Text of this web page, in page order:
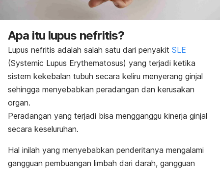
Apa itu lupus nefritis?
Lupus nefritis adalah salah satu dari penyakit SLE
(Systemic Lupus Erythematosus) yang terjadi ketika
sistem kekebalan tubuh secara keliru menyerang ginjal
sehingga menyebabkan peradangan dan kerusakan
organ.
Peradangan yang terjadi bisa mengganggu kinerja ginjal
secara keseluruhan.
Hal inilah yang menyebabkan penderitanya mengalami
gangguan pembuangan limbah dari darah, gangguan